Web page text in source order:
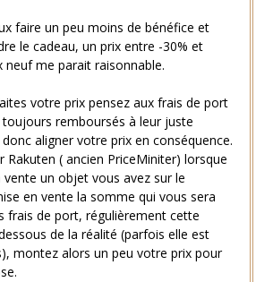
faire un peu moins de bénéfice et
le cadeau, un prix entre -30% et
neuf me parait raisonnable.
votre prix pensez aux frais de port
remboursés à leur juste
aligner votre prix en conséquence.
Rakuten ( ancien PriceMiniter) lorsque
un objet vous avez sur le
en vente la somme qui vous sera
frais de port, régulièrement cette
de la réalité (parfois elle est
montez alors un peu votre prix pour